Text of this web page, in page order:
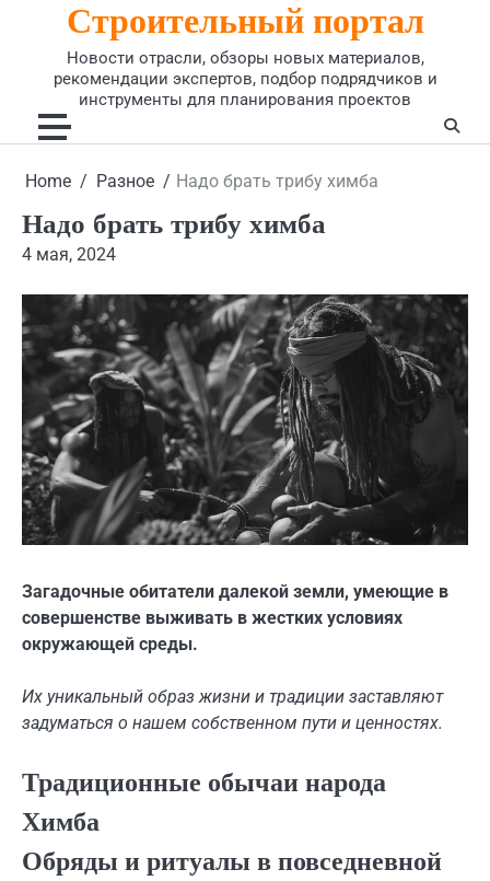
Строительный портал
Новости отрасли, обзоры новых материалов,
рекомендации экспертов, подбор подрядчиков и
инструменты для планирования проектов
Home Разное Надо брать трибу химба
Надо брать трибу химба
4 мая, 2024
Загадочные обитатели далекой земли, умеющие в
совершенстве выживать в жестких условиях
окружающей среды.
Их уникальный образ жизни и традиции заставляют
задуматься о нашем собственном пути и ценностях.
Традиционные обычаи народа
Химба
Обряды и ритуалы в повседневной